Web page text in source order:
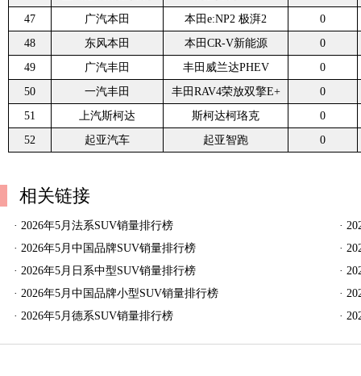
47
广汽本田 本田e:NP2 极湃2
0
48
东风本田 本田CR-V新能源
0
49
广汽丰田 丰田威兰达PHEV
0
50
一汽丰田 丰田RAV4荣放双擎E+
0
51
上汽斯柯达 斯柯达柯珞克
0
52
起亚汽车 起亚智跑 0
相关链接
· 2026年5月法系SUV销量排行榜 ·
· 2026年5月中国品牌SUV销量排行榜 ·
· 2026年5月日系中型SUV销量排行榜 ·
· 2026年5月中国品牌小型SUV销量排行榜 ·
· 2026年5月德系SUV销量排行榜 ·